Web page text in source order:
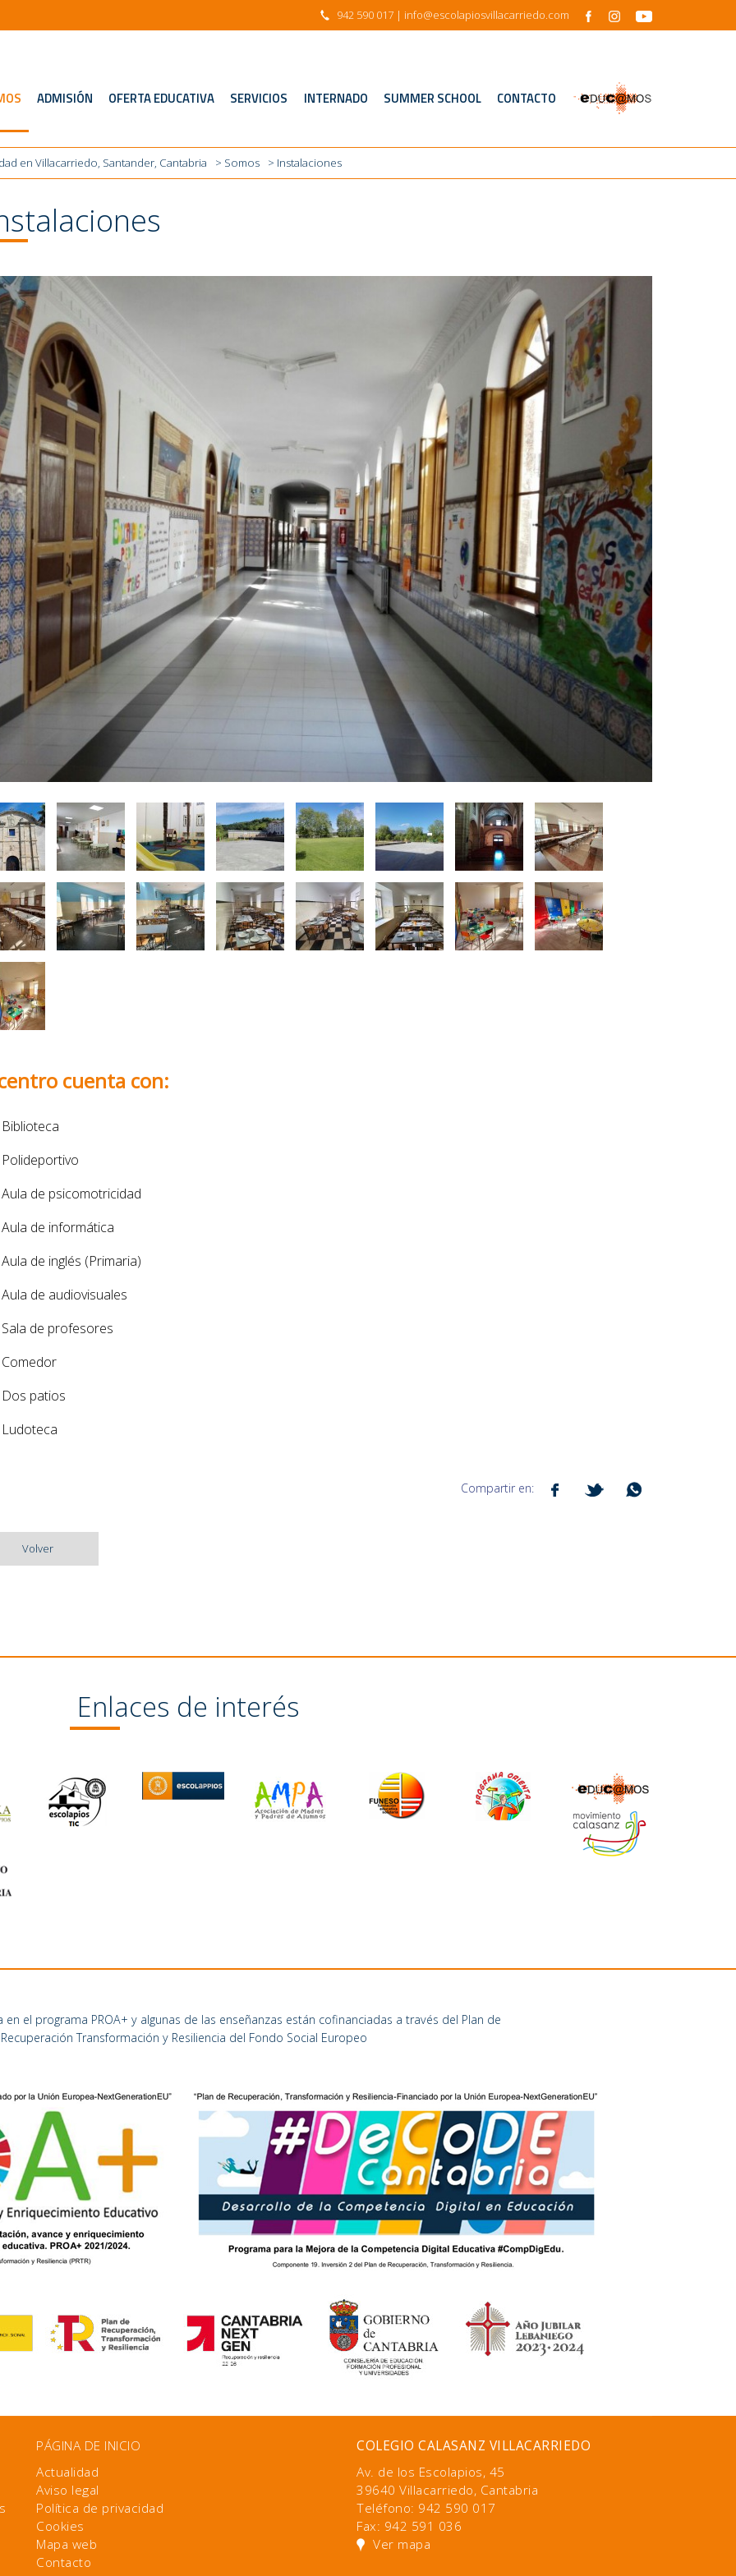
942 590 017 | info@escolapiosvillacarriedo.com
ADMISIÓN OFERTA EDUCATIVA SERVICIOS INTERNADO SUMMER SCHOOL CONTACTO
en Villacarriedo, Santander, Cantabria > Somos > Instalaciones
cuenta con:
Biblioteca
Polideportivo
Aula de psicomotricidad
Aula de informática
Aula de inglés (Primaria)
Aula de audiovisuales
Sala de profesores
Comedor
Dos patios
Ludoteca
Compartir en:
Volver
Enlaces de interés
el programa PROA+ y algunas de las enseñanzas están cofinanciadas a través del Plan de
Recuperación Transformación y Resiliencia del Fondo Social Europeo
PÁGINA DE INICIO
Actualidad
Aviso legal
Política de privacidad
Cookies
Mapa web
Contacto
COLEGIO CALASANZ VILLACARRIEDO
Av. de los Escolapios, 45
39640 Villacarriedo, Cantabria
Teléfono: 942 590 017
Fax: 942 591 036
Ver mapa